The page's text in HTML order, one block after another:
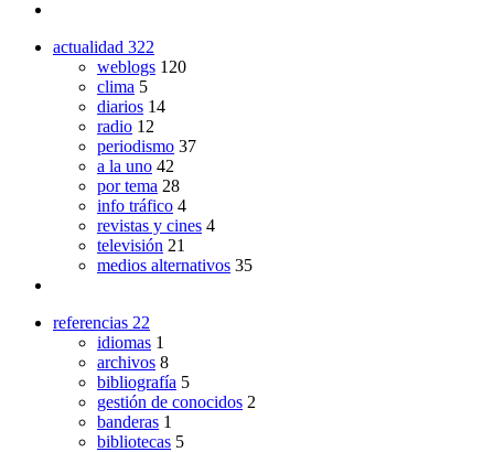
actualidad 322
weblogs 120
clima 5
diarios 14
radio 12
periodismo 37
a la uno 42
por tema 28
info tráfico 4
revistas y cines 4
televisión 21
medios alternativos 35
referencias 22
idiomas 1
archivos 8
bibliografía 5
gestión de conocidos 2
banderas 1
bibliotecas 5